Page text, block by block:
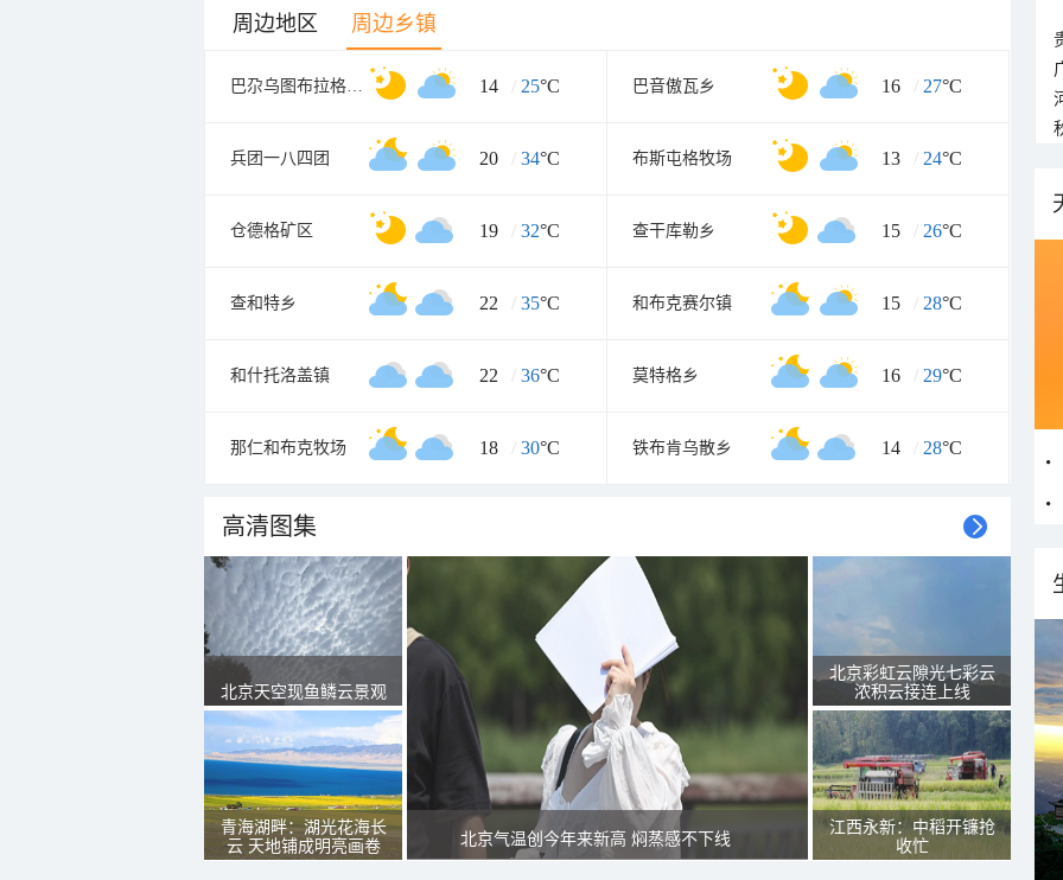
周边地区 周边乡镇
巴尕乌图布拉格牧场 14 / 25°C 巴音傲瓦乡 16 / 27°C
兵团一八四团 20 / 34°C 布斯屯格牧场 13 / 24°C
仓德格矿区 19 / 32°C 查干库勒乡 15 / 26°C
查和特乡 22 / 35°C 和布克赛尔镇 15 / 28°C
和什托洛盖镇 22 / 36°C 莫特格乡 16 / 29°C
那仁和布克牧场 18 / 30°C 铁布肯乌散乡 14 / 28°C
高清图集
北京天空现鱼鳞云景观
青海湖畔：湖光花海长
云 天地铺成明亮画卷
北京气温创今年来新高 焖蒸感不下线
北京彩虹云隙光七彩云
浓积云接连上线
江西永新：中稻开镰抢
收忙